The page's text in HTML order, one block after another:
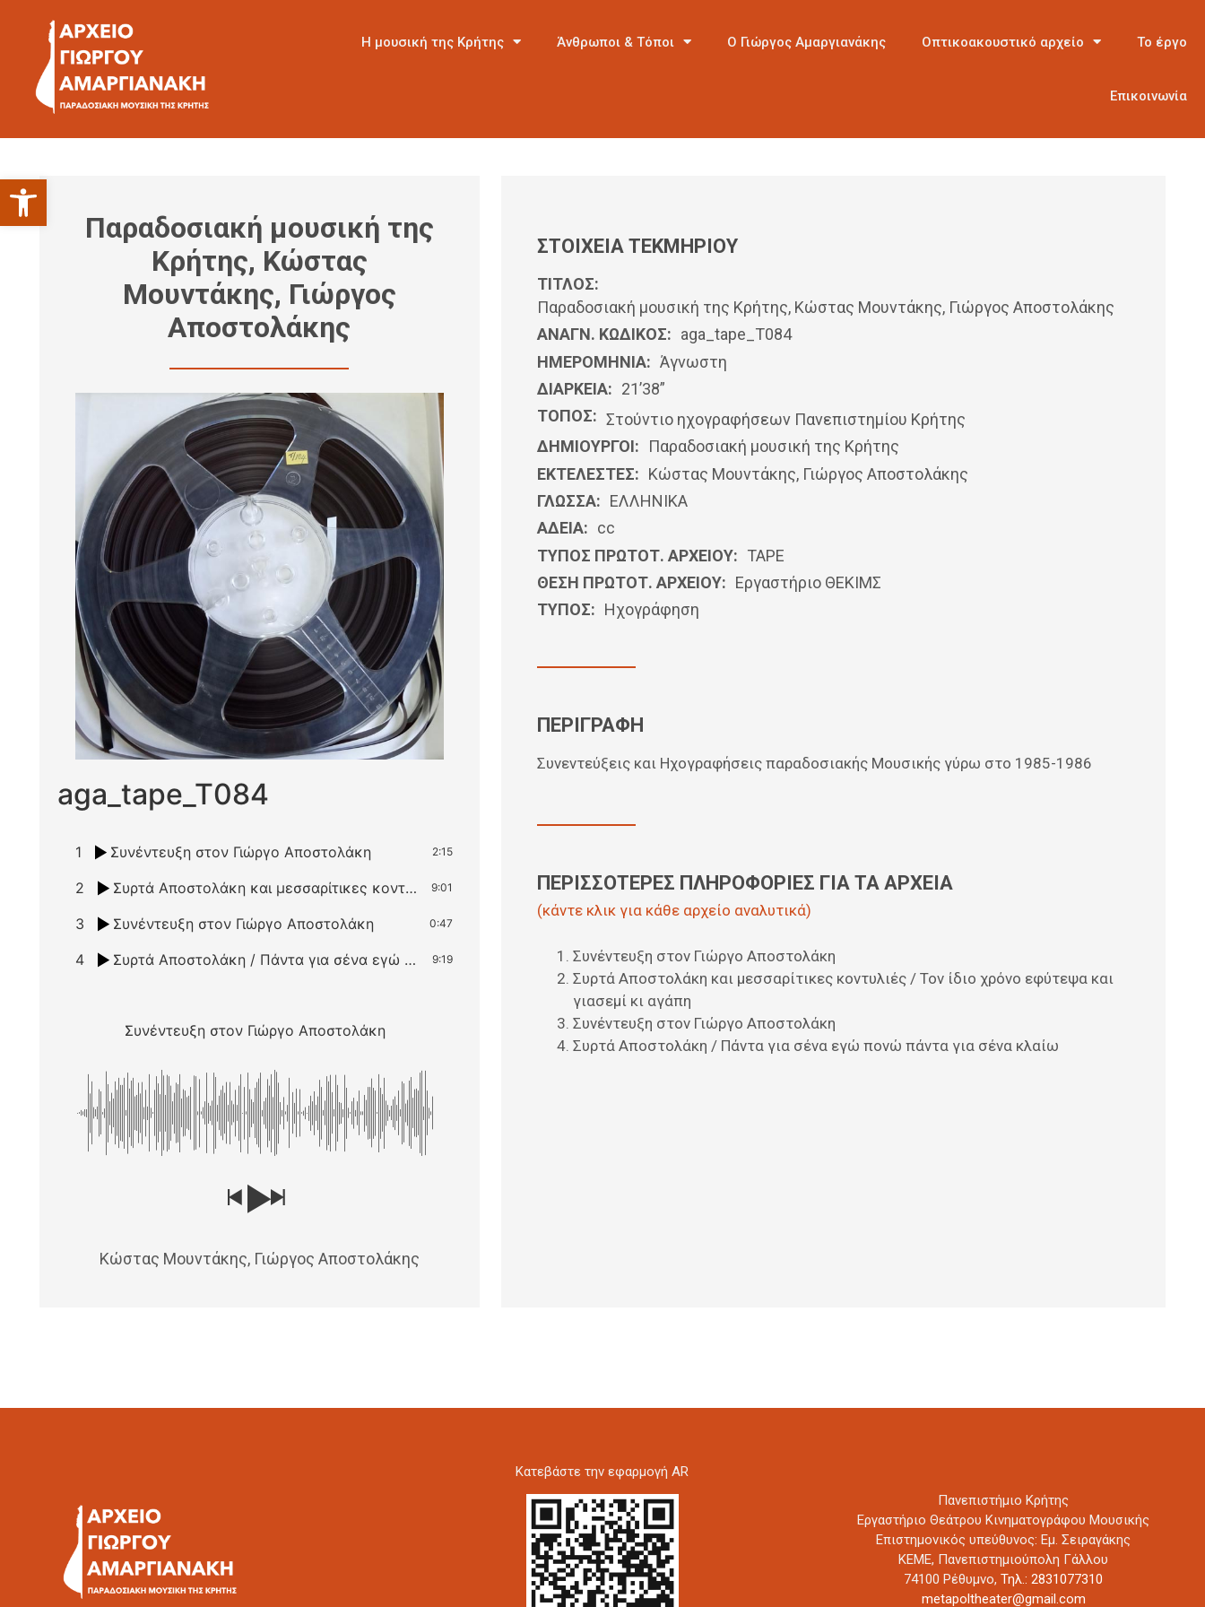
Ανοίξτε τη γραμμή εργαλείων
Η μουσική της Κρήτης Άνθρωποι & Τόποι Ο Γιώργος Αμαργιανάκης Οπτικοακουστικό αρχείο Το έργο
Επικοινωνία
Παραδοσιακή μουσική της
Κρήτης, Κώστας
Μουντάκης, Γιώργος
Αποστολάκης
aga_tape_T084
1 Συνέντευξη στον Γιώργο Αποστολάκη 2:15
2 Συρτά Αποστολάκη και μεσσαρίτικες κοντυλιές / Τον ίδιο χρόνο εφύτεψα και γιασεμί κι αγάπη 9:01
3 Συνέντευξη στον Γιώργο Αποστολάκη 0:47
4 Συρτά Αποστολάκη / Πάντα για σένα εγώ πονώ πάντα για σένα κλαίω 9:19
Συνέντευξη στον Γιώργο Αποστολάκη
Κώστας Μουντάκης, Γιώργος Αποστολάκης
ΣΤΟΙΧΕΙΑ ΤΕΚΜΗΡΙΟΥ
ΤΙΤΛΟΣ:
Παραδοσιακή μουσική της Κρήτης, Κώστας Μουντάκης, Γιώργος Αποστολάκης
ΑΝΑΓΝ. ΚΩΔΙΚΟΣ: aga_tape_T084
ΗΜΕΡΟΜΗΝΊΑ: Άγνωστη
ΔΙΑΡΚΕΙΑ: 21’38”
ΤΟΠΟΣ: Στούντιο ηχογραφήσεων Πανεπιστημίου Κρήτης
ΔΗΜΙΟΥΡΓΟΙ:
Παραδοσιακή μουσική της Κρήτης
ΕΚΤΕΛΕΣΤΕΣ: Κώστας Μουντάκης, Γιώργος Αποστολάκης
ΓΛΩΣΣΑ: ΕΛΛΗΝΙΚΆ
ΑΔΕΙΑ: cc
ΤΥΠΟΣ ΠΡΩΤΟΤ. ΑΡΧΕΙΟΥ: ΤΑΡΕ
ΘΕΣΗ ΠΡΩΤΟΤ. ΑΡΧΕΙΟΥ: Εργαστήριο ΘΕΚΙΜΣ
ΤΥΠΟΣ: Ηχογράφηση
ΠΕΡΙΓΡΑΦΗ
Συνεντεύξεις και Ηχογραφήσεις παραδοσιακής Μουσικής γύρω στο 1985-1986
ΠΕΡΙΣΣΟΤΕΡΕΣ ΠΛΗΡΟΦΟΡΙΕΣ ΓΙΑ ΤΑ ΑΡΧΕΙΑ
(κάντε κλικ για κάθε αρχείο αναλυτικά)
Συνέντευξη στον Γιώργο Αποστολάκη
Συρτά Αποστολάκη και μεσσαρίτικες κοντυλιές / Τον ίδιο χρόνο εφύτεψα και
γιασεμί κι αγάπη
Συνέντευξη στον Γιώργο Αποστολάκη
Συρτά Αποστολάκη / Πάντα για σένα εγώ πονώ πάντα για σένα κλαίω
Kατεβάστε την εφαρμογή AR
Πανεπιστήμιο Κρήτης
Εργαστήριο Θεάτρου Κινηματογράφου Μουσικής
Επιστημονικός υπεύθυνος: Εμ. Σειραγάκης
ΚΕΜΕ, Πανεπιστημιούπολη Γάλλου
74100 Ρέθυμνο,Τηλ.: 2831077310
metapoltheater@gmail.com